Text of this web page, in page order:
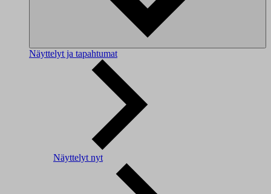
Näyttelyt ja tapahtumat
Näyttelyt nyt